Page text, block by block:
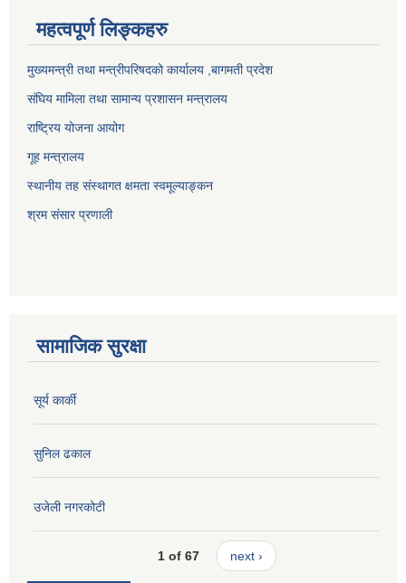
महत्वपूर्ण लिङ्कहरु
मुख्यमन्त्री तथा मन्त्रीपरिषदको कार्यालय ,बागमती प्रदेश
संघिय मामिला तथा सामान्य प्रशासन मन्त्रालय
राष्ट्रिय योजना आयोग
गूह मन्त्रालय
स्थानीय तह संस्थागत क्षमता स्वमूल्याङ्कन
श्रम संसार प्रणाली
सामाजिक सुरक्षा
सूर्य कार्की
सुनिल ढकाल
उजेली नगरकोटी
1 of 67 next ›